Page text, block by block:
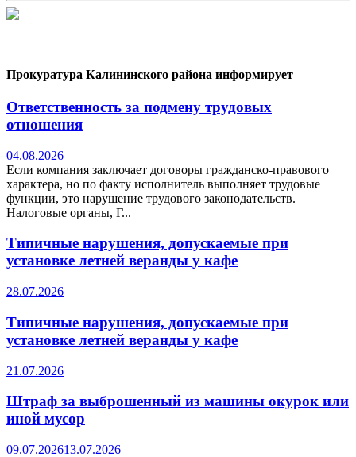
Прокуратура Калининского района информирует
Ответственность за подмену трудовых
отношения
04.08.2026
Если компания заключает договоры гражданско-правового
характера, но по факту исполнитель выполняет трудовые
функции, это нарушение трудового законодательств.
Налоговые органы, Г...
Типичные нарушения, допускаемые при
установке летней веранды у кафе
28.07.2026
Типичные нарушения, допускаемые при
установке летней веранды у кафе
21.07.2026
Штраф за выброшенный из машины окурок или
иной мусор
09.07.202613.07.2026